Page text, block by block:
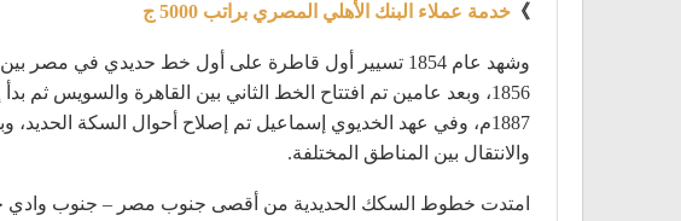
》 خدمة عملاء البنك الأهلي المصري براتب 5000 ج
وشهد عام 1854 تسيير أول قاطرة على أول خط حديدي في
1856، وبعد عامين تم افتتاح الخط الثاني بين القاهرة
1887م، وفي عهد الخديوي إسماعيل تم إصلاح أحوال السكة
والانتقال بين المناطق المختلفة.